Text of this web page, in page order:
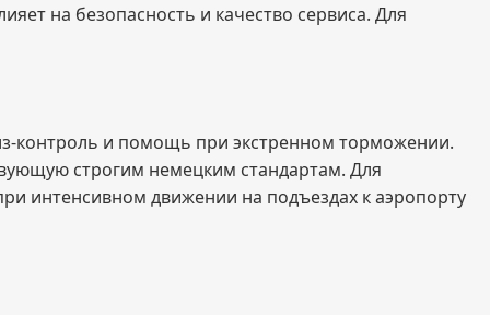
на безопасность и качество сервиса. Для
контроль и помощь при экстренном торможении.
строгим немецким стандартам. Для
интенсивном движении на подъездах к аэропорту